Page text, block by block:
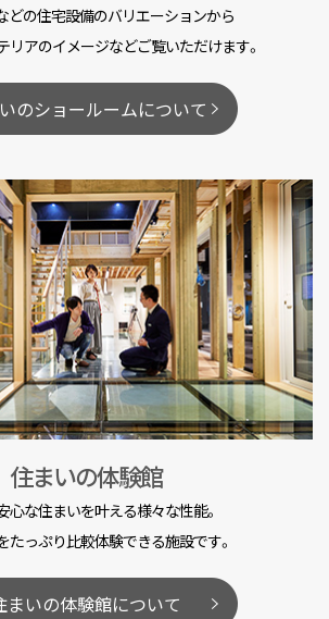
どの住宅設備のバリエーションから
リアのイメージなどご覧いただけます。
のショールームについて
住まいの体験館
心な住まいを叶える様々な性能。
たっぷり比較体験できる施設です。
まいの体験館について